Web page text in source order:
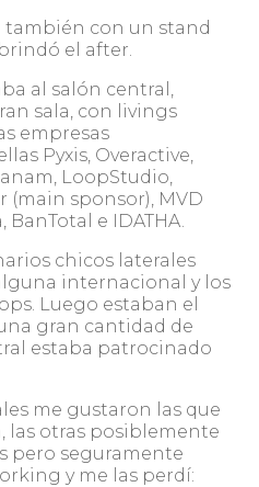
también con un stand
el after.
al salón central,
sala, con livings
empresas
Pyxis, Overactive,
LoopStudio,
(main sponsor), MVD
e IDATHA.
chicos laterales
internacional y los
Luego estaban el
gran cantidad de
estaba patrocinado
me gustaron las que
las otras posiblemente
pero seguramente
y me las perdí: